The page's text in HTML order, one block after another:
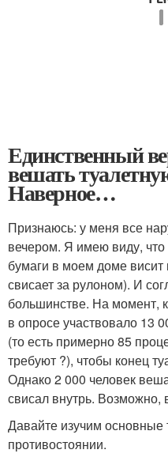
Единственный
вешать
Наверное…
Признаюсь: у меня все
вечером. Я имею виду, что
бумаги в моем доме висит
свисает за рулоном). И
большинстве. На момент,
в опросе участвовало 13
(то есть примерно 85
требуют ?), чтобы конец
Однако 2 000 человек
свисал внутрь. Возможно,
Давайте изучим основные
противостоянии.